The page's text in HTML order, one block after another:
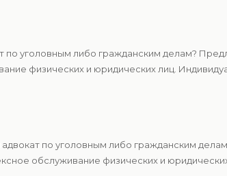
уголовным либо гражданским делам?
физических и юридических лиц.
по уголовным либо гражданским
обслуживание физических и